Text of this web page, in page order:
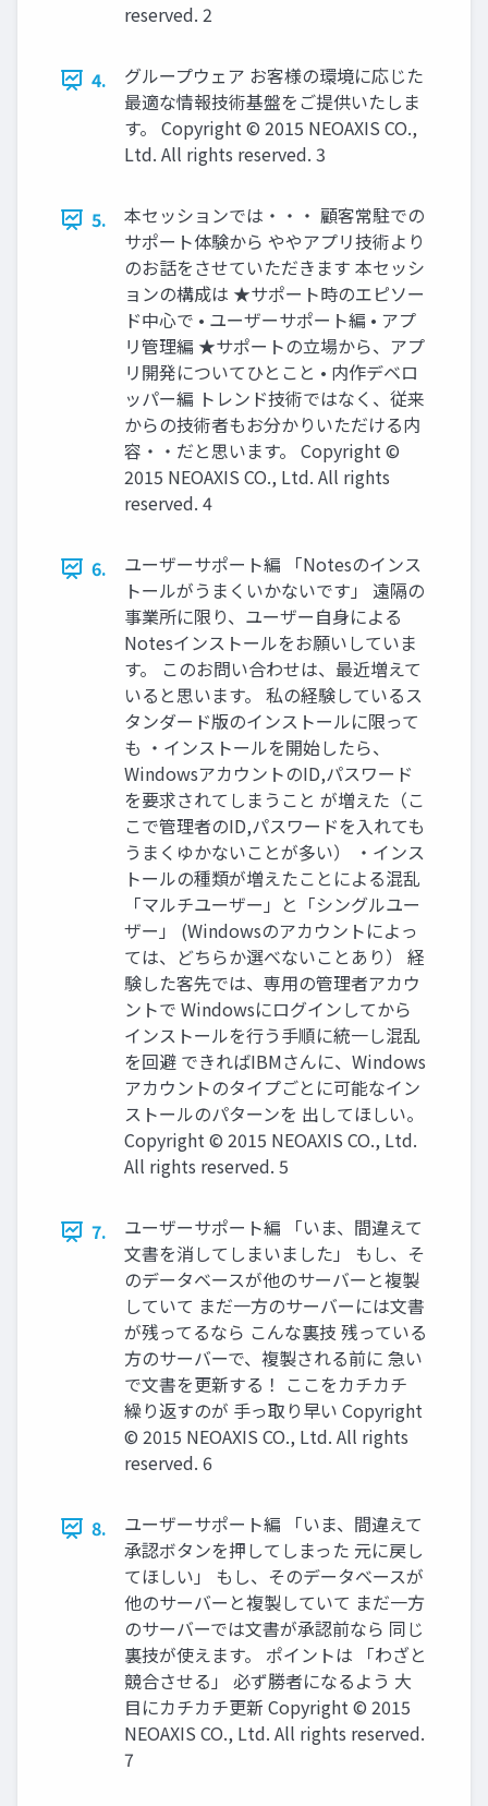
reserved. 2
4.
グループウェア お客様の環境に応じた
最適な情報技術基盤をご提供いたしま
す。 Copyright © 2015 NEOAXIS CO.,
Ltd. All rights reserved. 3
5.
本セッションでは・・・ 顧客常駐での
サポート体験から ややアプリ技術より
のお話をさせていただきます 本セッシ
ョンの構成は ★サポート時のエピソー
ド中心で • ユーザーサポート編 • アプ
リ管理編 ★サポートの立場から、アプ
リ開発についてひとこと • 内作デベロ
ッパー編 トレンド技術ではなく、従来
からの技術者もお分かりいただける内
容・・だと思います。 Copyright ©
2015 NEOAXIS CO., Ltd. All rights
reserved. 4
6.
ユーザーサポート編 「Notesのインス
トールがうまくいかないです」 遠隔の
事業所に限り、ユーザー自身による
Notesインストールをお願いしていま
す。 このお問い合わせは、最近増えて
いると思います。 私の経験しているス
タンダード版のインストールに限って
も ・インストールを開始したら、
WindowsアカウントのID,パスワード
を要求されてしまうこと が増えた（こ
こで管理者のID,パスワードを入れても
うまくゆかないことが多い） ・インス
トールの種類が増えたことによる混乱
「マルチユーザー」と「シングルユー
ザー」 (Windowsのアカウントによっ
ては、どちらか選べないことあり） 経
験した客先では、専用の管理者アカウ
ントで Windowsにログインしてから
インストールを行う手順に統一し混乱
を回避 できればIBMさんに、Windows
アカウントのタイプごとに可能なイン
ストールのパターンを 出してほしい。
Copyright © 2015 NEOAXIS CO., Ltd.
All rights reserved. 5
7.
ユーザーサポート編 「いま、間違えて
文書を消してしまいました」 もし、そ
のデータベースが他のサーバーと複製
していて まだ一方のサーバーには文書
が残ってるなら こんな裏技 残っている
方のサーバーで、複製される前に 急い
で文書を更新する！ ここをカチカチ
繰り返すのが 手っ取り早い Copyright
© 2015 NEOAXIS CO., Ltd. All rights
reserved. 6
8.
ユーザーサポート編 「いま、間違えて
承認ボタンを押してしまった 元に戻し
てほしい」 もし、そのデータベースが
他のサーバーと複製していて まだ一方
のサーバーでは文書が承認前なら 同じ
裏技が使えます。 ポイントは 「わざと
競合させる」 必ず勝者になるよう 大
目にカチカチ更新 Copyright © 2015
NEOAXIS CO., Ltd. All rights reserved.
7